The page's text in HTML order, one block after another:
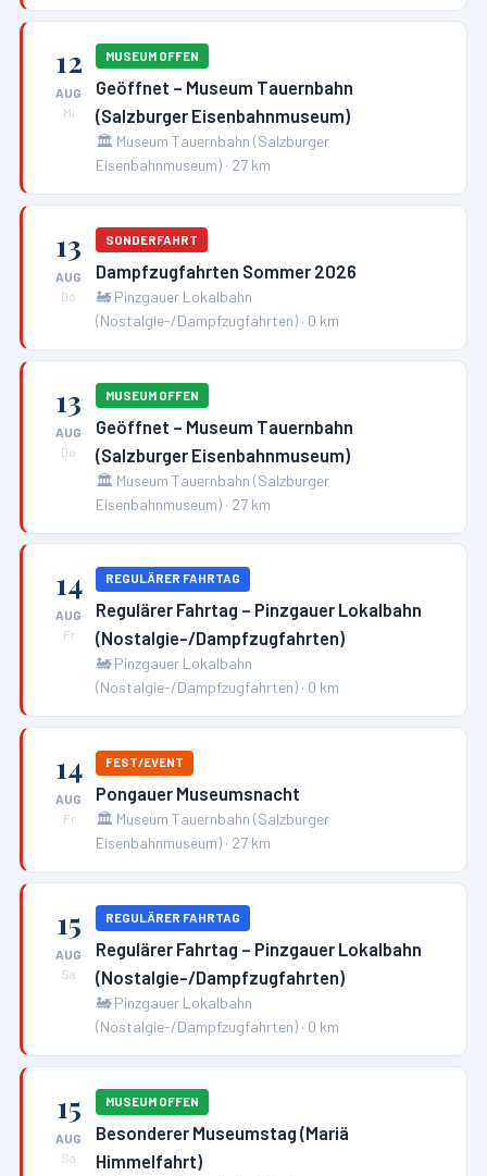
12
AUG
Mi
MUSEUM OFFEN
Geöffnet – Museum Tauernbahn
(Salzburger Eisenbahnmuseum)
🏛️ Museum Tauernbahn (Salzburger
Eisenbahnmuseum) · 27 km
13
AUG
Do
SONDERFAHRT
Dampfzugfahrten Sommer 2026
🚂 Pinzgauer Lokalbahn
(Nostalgie-/Dampfzugfahrten) · 0 km
13
AUG
Do
MUSEUM OFFEN
Geöffnet – Museum Tauernbahn
(Salzburger Eisenbahnmuseum)
🏛️ Museum Tauernbahn (Salzburger
Eisenbahnmuseum) · 27 km
14
AUG
Fr
REGULÄRER FAHRTAG
Regulärer Fahrtag – Pinzgauer Lokalbahn
(Nostalgie-/Dampfzugfahrten)
🚂 Pinzgauer Lokalbahn
(Nostalgie-/Dampfzugfahrten) · 0 km
14
AUG
Fr
FEST/EVENT
Pongauer Museumsnacht
🏛️ Museum Tauernbahn (Salzburger
Eisenbahnmuseum) · 27 km
15
AUG
Sa
REGULÄRER FAHRTAG
Regulärer Fahrtag – Pinzgauer Lokalbahn
(Nostalgie-/Dampfzugfahrten)
🚂 Pinzgauer Lokalbahn
(Nostalgie-/Dampfzugfahrten) · 0 km
15
AUG
Sa
MUSEUM OFFEN
Besonderer Museumstag (Mariä
Himmelfahrt)